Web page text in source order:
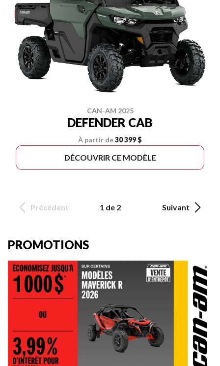
CAN-AM 2025
DEFENDER CAB
À partir de30 399 $
DÉCOUVRIR CE MODÈLE
Précédent 1 de 2 Suivant
PROMOTIONS